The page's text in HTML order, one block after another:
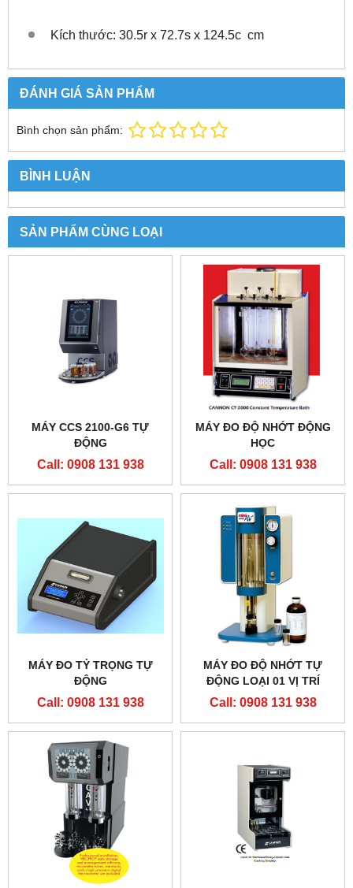
Kích thước: 30.5r x 72.7s x 124.5c cm
ĐÁNH GIÁ SẢN PHẨM
Bình chọn sản phẩm:
BÌNH LUẬN
SẢN PHẨM CÙNG LOẠI
MÁY CCS 2100-G6 TỰ
ĐỘNG
Call: 0908 131 938
MÁY ĐO ĐỘ NHỚT ĐỘNG
HỌC
Call: 0908 131 938
MÁY ĐO TỶ TRỌNG TỰ
ĐỘNG
Call: 0908 131 938
MÁY ĐO ĐỘ NHỚT TỰ
ĐỘNG LOẠI 01 VỊ TRÍ
Call: 0908 131 938